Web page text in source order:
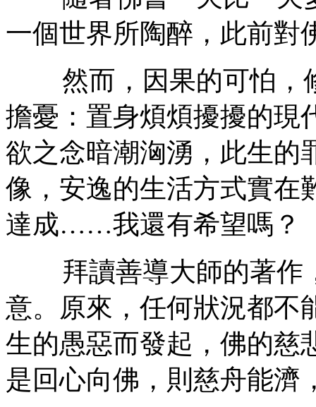
一個世界所陶醉，此前對
然而，因果的可怕，
擔憂：置身煩煩擾擾的現
欲之念暗潮洶湧，此生的
像，安逸的生活方式實在
達成……我還有希望嗎？
拜讀善導大師的著作
意。原來，任何狀況都不
生的愚惡而發起，佛的慈
是回心向佛，則慈舟能濟